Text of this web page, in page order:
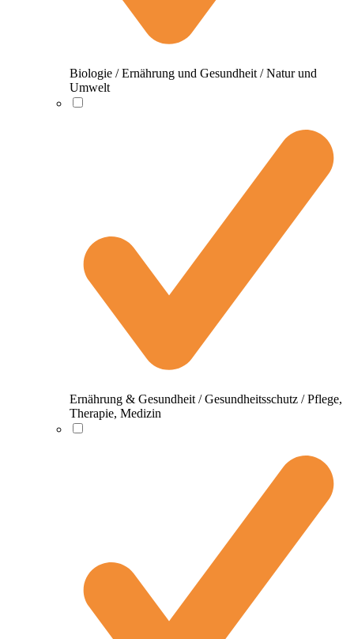
Biologie / Ernährung und Gesundheit / Natur und
Umwelt
Ernährung & Gesundheit / Gesundheitsschutz / Pflege,
Therapie, Medizin